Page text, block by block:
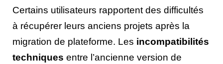
Certains utilisateurs rapportent des difficultés
à récupérer leurs anciens projets après la
migration de plateforme. Les incompatibilités
techniques entre l’ancienne version de